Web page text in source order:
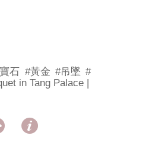
石 #黃金 #吊墜 #
in Tang Palace |
